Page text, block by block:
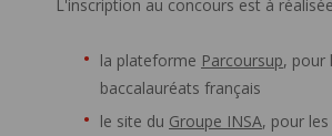
L'inscription au concours est à
la plateforme Parcoursup, pour
baccalauréats français
le site du Groupe INSA, pour